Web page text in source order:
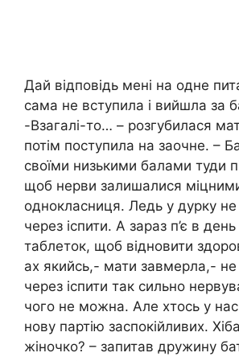
Дай відповідь мені на одне
сама не вступила і вийшла за
-Взагалі-то… – розгубилася
потім поступила на заочне. –
своїми низькими балами туди
щоб нерви залишалися
однокласниця. Ледь у дурку
через іспити. А зараз п’є в
таблеток, щоб відновити
ах якийсь,- мати завмерла,-
через іспити так сильно
чого не можна. Але хтось у
нову партію заспокійливих.
жіночко? – запитав дружину